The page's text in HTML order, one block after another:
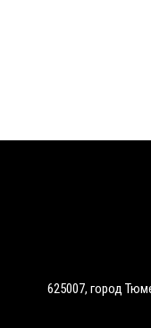
625007, город